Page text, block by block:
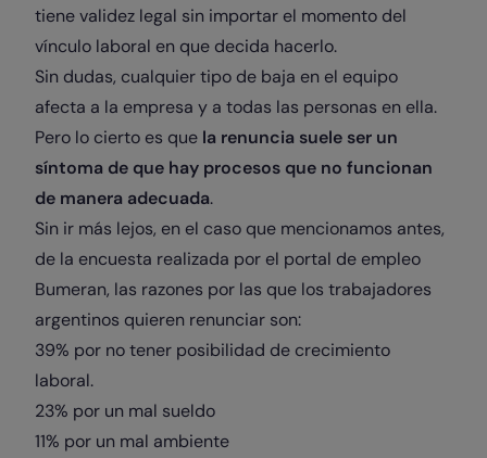
tiene validez legal sin importar el momento del
vínculo laboral en que decida hacerlo.
Sin dudas, cualquier tipo de baja en el equipo
afecta a la empresa y a todas las personas en ella.
Pero lo cierto es que la renuncia suele ser un
síntoma de que hay procesos que no funcionan
de manera adecuada.
Sin ir más lejos, en el caso que mencionamos antes,
de la encuesta realizada por el portal de empleo
Bumeran, las razones por las que los trabajadores
argentinos quieren renunciar son:
39% por no tener posibilidad de crecimiento
laboral.
23% por un mal sueldo
11% por un mal ambiente